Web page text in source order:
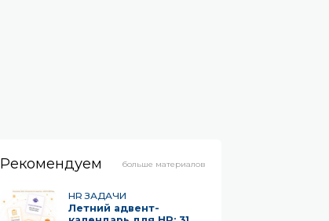
Рекомендуем больше материалов
HR ЗАДАЧИ
Летний адвент-